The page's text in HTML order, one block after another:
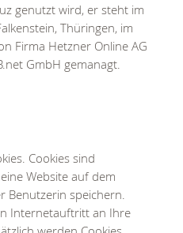
genutzt wird, er steht im
Thüringen, im
Firma Hetzner Online AG
GmbH gemanagt.
Cookies sind
Website auf dem
Benutzerin speichern.
Internetauftritt an Ihre